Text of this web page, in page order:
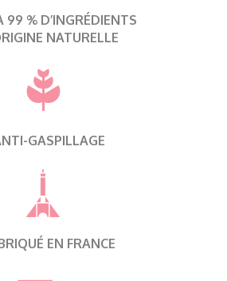
99 % D’INGRÉDIENTS
NATURELLE
GASPILLAGE
EN FRANCE